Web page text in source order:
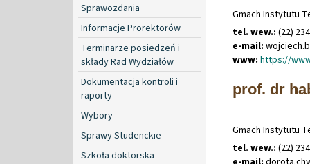
Sprawozdania
Informacje Prorektorów
Terminarze posiedzeń i
składy Rad Wydziałów
Dokumentacja kontroli i
raporty
Wybory
Sprawy Studenckie
Szkoła doktorska
Gmach Instytutu
tel. wew.: (22)
e-mail: wojciech.
www: https://
prof. dr
Gmach Instytutu
tel. wew.: (22)